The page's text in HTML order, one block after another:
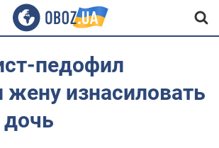
педофил
жену изнасиловать